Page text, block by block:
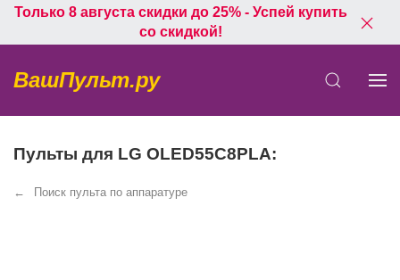
Только 8 августа скидки до 25% - Успей купить
со скидкой!
ВашПульт.ру
Пульты для LG OLED55C8PLA:
Поиск пульта по аппаратуре